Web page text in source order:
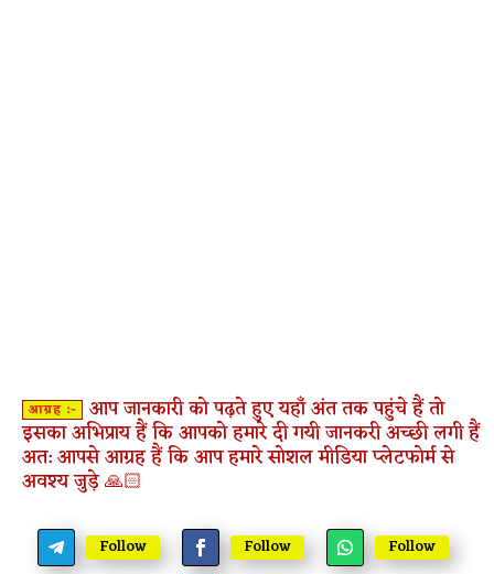
आग्रह :- आप जानकारी को पढ़ते हुए यहाँ अंत तक पहुंचे हैं तो
इसका अभिप्राय हैं कि आपको हमारे दी गयी जानकरी अच्छी लगी हैं
अत: आपसे आग्रह हैं कि आप हमारे सोशल मीडिया प्लेटफोर्म से
अवश्य जुड़े 🙏🏻
Follow Follow
Follow